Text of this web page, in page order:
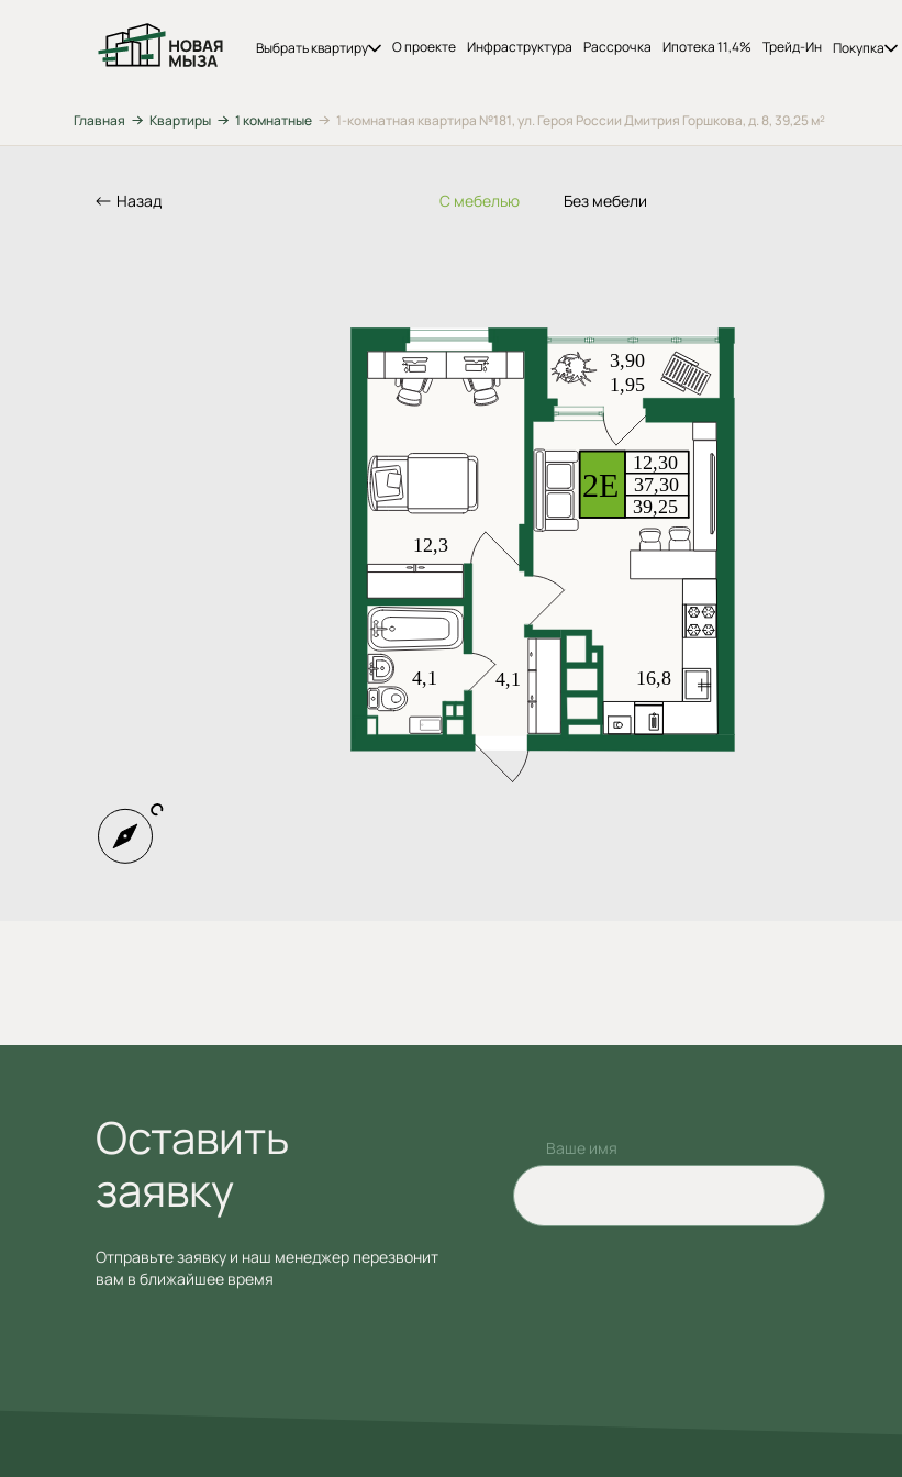
Выбрать квартиру О проекте Инфраструктура Рассрочка Ипотека 11,4% Трейд-Ин Покупка
Главная Квартиры 1 комнатные 1-комнатная квартира №181, ул. Героя России Дмитрия Горшкова, д. 8, 39,25 м²
Назад С мебелью Без мебели
Оставить
заявку
Ваше имя
Отправьте заявку и наш менеджер перезвонит
вам в ближайшее время